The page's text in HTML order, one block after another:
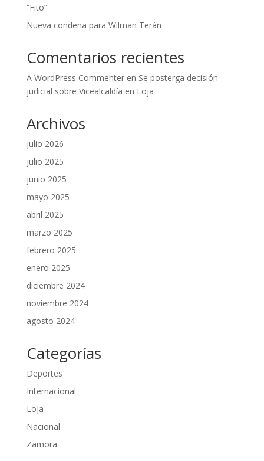
“Fito”
Nueva condena para Wilman Terán
Comentarios recientes
A WordPress Commenteren Se posterga decisión
judicial sobre Vicealcaldía en Loja
Archivos
julio 2026
julio 2025
junio 2025
mayo 2025
abril 2025
marzo 2025
febrero 2025
enero 2025
diciembre 2024
noviembre 2024
agosto 2024
Categorías
Deportes
Internacional
Loja
Nacional
Zamora